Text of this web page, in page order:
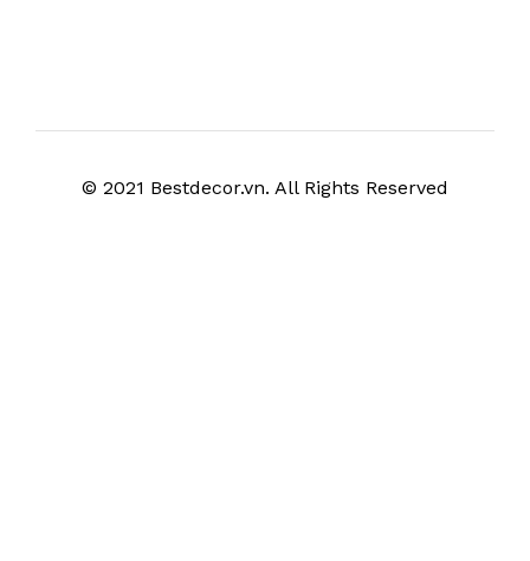
© 2021 Bestdecor.vn. All Rights Reserved